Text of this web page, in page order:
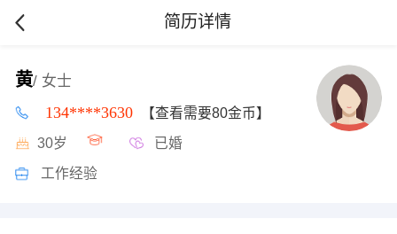
简历详情
黄/ 女士
134****3630 【查看需要80金币】
30岁 已婚
工作经验